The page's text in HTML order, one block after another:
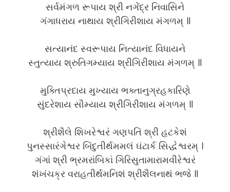
સર્વમંગળ રૂપાય શ્રી નગેંદ્ર નિવાસિને
ગંગાધરાય નાથાય શ્રીગિરીશાય મંગળમ્ ॥
સત્યાનંદ સ્વરૂપાય નિત્યાનંદ વિધાયને
સ્તુત્યાય શ્રુતિગમ્યાય શ્રીગિરીશાય મંગળમ્ ॥
મુક્તિપ્રદાય મુખ્યાય ભક્તાનુગ્રહકારિણે
સુંદરેશાય સૌમ્યાય શ્રીગિરીશાય મંગળમ્ ॥
શ્રીશૈલે શિખરેશ્વરં ગણપતિં શ્રી હટકેશં
પુનસ્સારંગેશ્વર બિંદુતીર્થમમલં ઘંટાર્ક સિદ્ધેશ્વરમ્ ।
ગંગાં શ્રી ભ્રમરાંબિકાં ગિરિસુતામારામવીરેશ્વરં
શંખંચક્ર વરાહતીર્થમનિશં શ્રીશૈલનાથં ભજે ॥